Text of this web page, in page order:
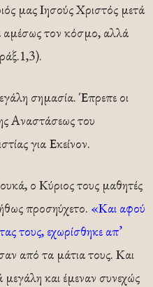
μας Ιησούς Χριστός μετά
αμέσως τον κόσμο, αλλά
σημασία. Έπρεπε οι
Αναστάσεως του
για Εκείνον.
ο Κύριος τους μαθητές
προσηύχετο. «Και αφού
τους, εχωρίσθηκε απ’
από τα μάτια τους. Και
και έμεναν συνεχώς